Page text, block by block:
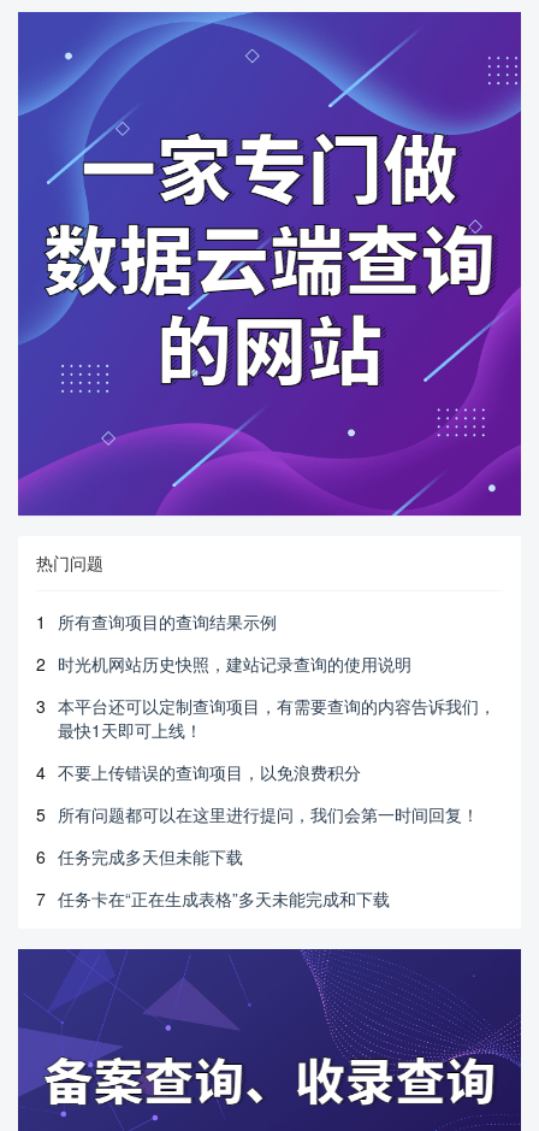
热门问题
1
所有查询项目的查询结果示例
2 时光机网站历史快照，建站记录查询的使用说明
3 本平台还可以定制查询项目，有需要查询的内容告诉我们，
最快1天即可上线！
4 不要上传错误的查询项目，以免浪费积分
5 所有问题都可以在这里进行提问，我们会第一时间回复！
6 任务完成多天但未能下载
7 任务卡在“正在生成表格”多天未能完成和下载